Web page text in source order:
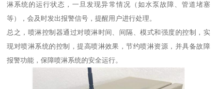
淋系统的运行状态，一旦发现异常情况（如水泵故障、管道堵塞
等），会及时发出报警信号，提醒用户进行处理。
总之，喷淋控制器通过对喷淋时间、间隔、模式和强度的控制，实
现对喷淋系统的控制，提高喷淋效果，节约喷淋资源，并具备故障
报警功能，保障喷淋系统的安全运行。